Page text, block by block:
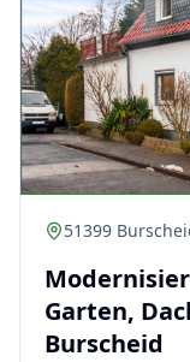
51399
Garten,
Burscheid